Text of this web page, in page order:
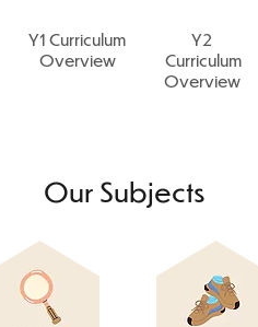
Y1 Curriculum
Overview
Y2
Curriculum
Overview
Our Subjects